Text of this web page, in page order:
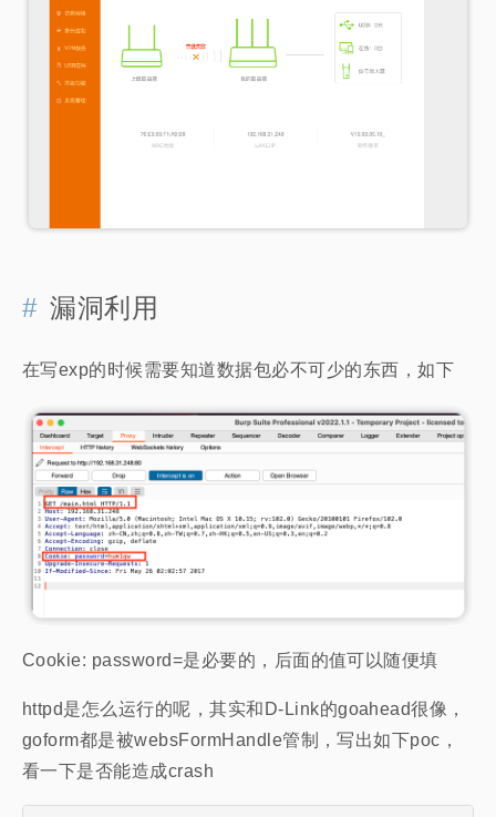
漏洞利用
在写exp的时候需要知道数据包必不可少的东西，如下
Cookie: password=是必要的，后面的值可以随便填
httpd是怎么运行的呢，其实和D-Link的goahead很像，
goform都是被websFormHandle管制，写出如下poc，
看一下是否能造成crash